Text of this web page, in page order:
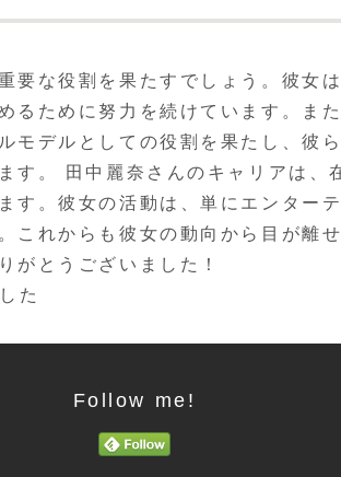
要な役割を果たすでしょう。彼女は
るために努力を続けています。また
モデルとしての役割を果たし、彼
す。 田中麗奈さんのキャリアは、
す。彼女の活動は、単にエンターテ
これからも彼女の動向から目が離せ
がとうございました！
た
Follow me!